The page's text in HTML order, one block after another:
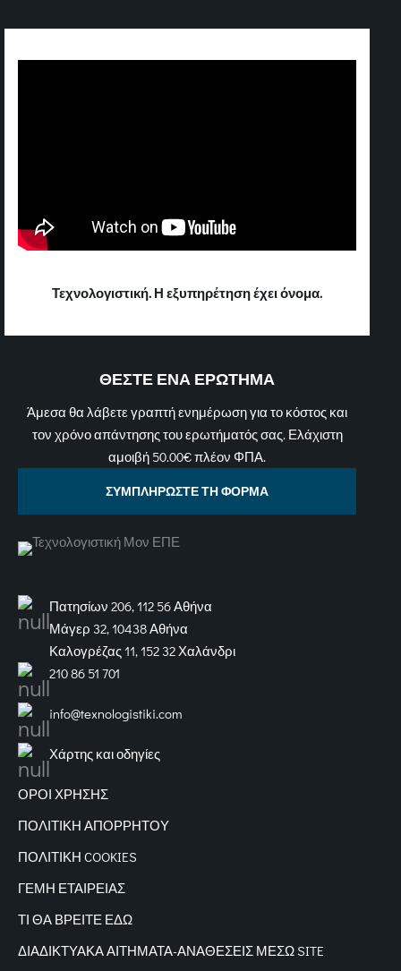
Τεχνολογιστική. Η εξυπηρέτηση έχει όνομα.
ΘΕΣΤΕ ΕΝΑ ΕΡΩΤΗΜΑ
Άμεσα θα λάβετε γραπτή ενημέρωση για το κόστος και
τον χρόνο απάντησης του ερωτήματός σας. Ελάχιστη
αμοιβή 50.00€ πλέον ΦΠΑ.
ΣΥΜΠΛΗΡΩΣΤΕ ΤΗ ΦΟΡΜΑ
Πατησίων 206, 112 56 Αθήνα
Μάγερ 32, 10438 Αθήνα
Καλογρέζας 11, 152 32 Χαλάνδρι
210 86 51 701
info@texnologistiki.com
Χάρτης και οδηγίες
ΟΡΟΙ ΧΡΗΣΗΣ
ΠΟΛΙΤΙΚΗ ΑΠΟΡΡΗΤΟΥ
ΠΟΛΙΤΙΚΗ COOKIES
ΓΕΜΗ ΕΤΑΙΡΕΙΑΣ
ΤΙ ΘΑ ΒΡΕΙΤΕ ΕΔΩ
ΔΙΑΔΙΚΤΥΑΚΑΑΙΤΗΜΑΤΑ-ΑΝΑΘΕΣΕΙΣ ΜΕΣΩ SITE